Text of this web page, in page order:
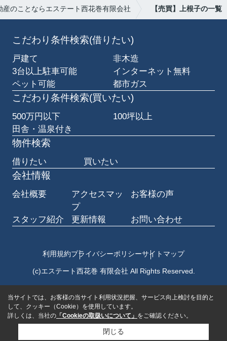
産のことならエステート西花巻有限会社 【売買】上根子の一覧
こだわり条件検索(借りたい)
戸建て
非木造
3台以上駐車可能
インターネット無料
ペット可能
都市ガス
こだわり条件検索(買いたい)
500万円以下
100坪以上
田舎・温泉付き
物件検索
借りたい 買いたい
会社情報
会社概要
アクセスマッ
プ
お客様の声
スタッフ紹介 更新情報 お問い合わせ
利用規約プライバシーポリシーサイトマップ
(c)エステート西花巻 有限会社 All Rights Reserved.
当サイトでは、お客様の当サイト利用状況把握、サービス向上検討を目的と
して、クッキー（Cookie）を使用しています。
詳しくは、当社の 「Cookieの取扱いについて」 をご確認ください。
閉じる